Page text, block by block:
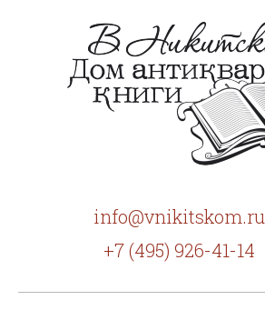
info@vnikitskom.ru
+7 (495) 926-41-14